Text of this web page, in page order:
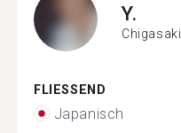
Y.
Chigasaki
FLIESSEND
Japanisch